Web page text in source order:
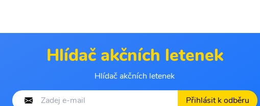
Hlídač akčních letenek
Hlídač akčních letenek
Přihlásit k odběru